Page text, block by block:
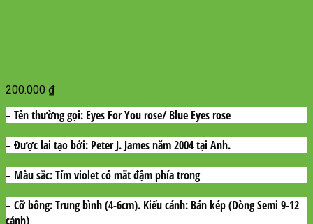
200.000 ₫
– Tên thường gọi: Eyes For You rose/ Blue Eyes rose
– Được lai tạo bởi: Peter J. James năm 2004 tại Anh.
– Màu sắc:Tím violet có mắt đậm phía trong
– Cỡ bông:Trung bình (4-6cm). Kiểu cánh: Bán kép (Dòng Semi 9-12
cánh)